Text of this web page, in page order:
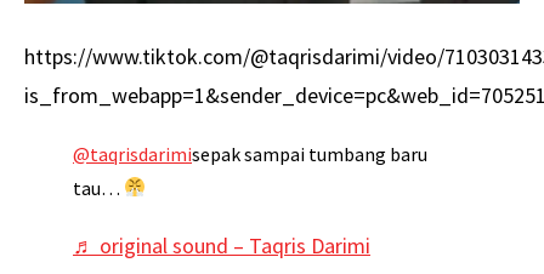
https://www.tiktok.com/@taqrisdarimi/video/
@taqrisdarimisepak sampai tumbang baru
tau…
♬ original sound – Taqris Darimi